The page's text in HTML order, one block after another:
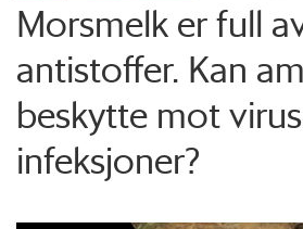
Morsmelk er full
antistoffer. Kan
beskytte mot
infeksjoner?